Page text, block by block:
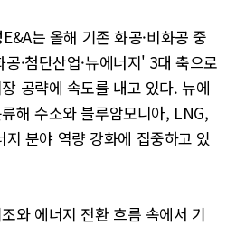
는 올해 기존 화공·비화공 중
·첨단산업·뉴에너지' 3대 축으로
공략에 속도를 내고 있다. 뉴에
해 수소와 블루암모니아, LNG,
지 분야 역량 강화에 집중하고 있
와 에너지 전환 흐름 속에서 기